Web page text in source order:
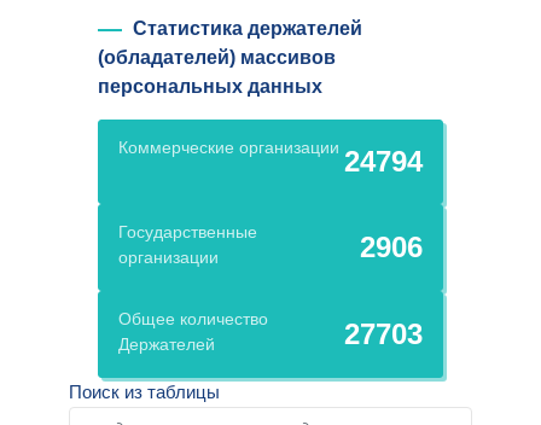
Статистика держателей
(обладателей) массивов
персональных данных
Коммерческие организации 24794
Государственные
организации
2906
Общее количество
Держателей
27703
Поиск из таблицы